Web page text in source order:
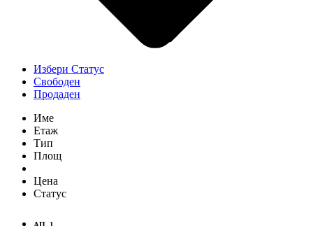
Избери Статус
Свободен
Продаден
Име
Етаж
Тип
Площ
Цена
Статус